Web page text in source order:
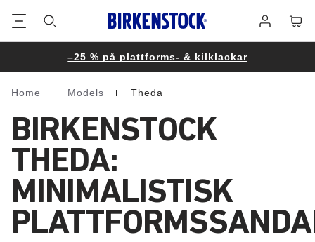
in
–25 % på plattforms- & kilklackar
Homepage
Home Models Theda
BIRKENSTOCK
THEDA:
MINIMALISTISK